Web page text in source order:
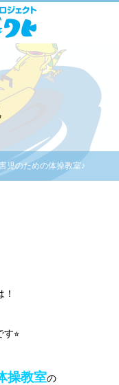
児のための体操教室♪
⭐︎
操教室の